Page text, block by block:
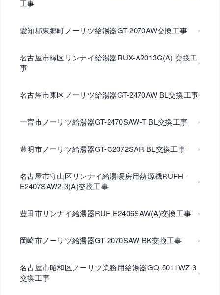
工事
愛知郡東郷町ノーリツ給湯器GT-2070AW交換工事
名古屋市緑区リンナイ給湯器RUX-A2013G(A) 交換工
事
名古屋市東区ノーリツ給湯器GT-2470AW BL交換工事
一宮市ノーリツ給湯器GT-2470SAW-T BL交換工事
豊明市ノーリツ給湯器GT-C2072SAR BL交換工事
名古屋市守山区リンナイ給湯暖房用熱源機RUFH-
E2407SAW2-3(A)交換工事
豊田市リンナイ給湯器RUF-E2406SAW(A)交換工事
岡崎市ノーリツ給湯器GT-2070SAW BK交換工事
名古屋市昭和区ノーリツ業務用給湯器GQ-5011WZ-3
交換工事